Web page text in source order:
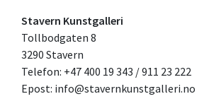
Stavern Kunstgalleri
Tollbodgaten 8
3290 Stavern
Telefon: +47 400 19 343 / 911 23 222
Epost: info@stavernkunstgalleri.no